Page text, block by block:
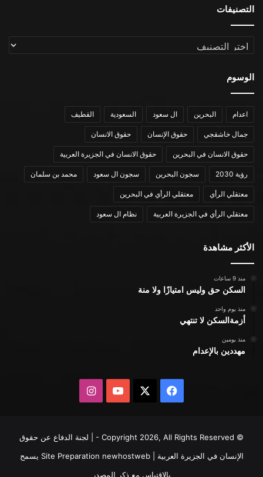
التصنيفات
التصنيفات
الوسوم
اعدام البحرين ال سعود السعودية القطيف
جمال خاشقجي حقوق الإنسان حقوق الانسان
حقوق الانسان في البحرين حقوق الانسان في الجزيرة العربية
رؤية 2030 سجون البحرين سجون ال سعود محمد بن سلمان
معتقلي الرأي معتقلي الرأي في البحرين
معتقلي الرأي في الجزيرة العربية نظام ال سعود
الأكثر مشاهدة
منذ 9 ساعات
السكن حق وليس امتيازًا ولا منة
منذ يوم واحد
أزمةالسكن لا تنتهي
منذ يومين
مهددين بالإعدام
فيسبوك يوتيوبانستقرام
© Copyright 2026, All Rights Reserved - | لجنة الدفاع عن حقوق
الإنسان في الجزيرة العربية | Site Preparationnewhostweb
يسمح
بالاقتباس مع ذكر المصدر